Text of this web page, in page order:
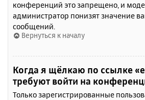
конференций это запрещено, и
администратор понизят значение
сообщений.
Вернуться к началу
Когда я щёлкаю по ссылке
требуют войти на
Только зарегистрированные